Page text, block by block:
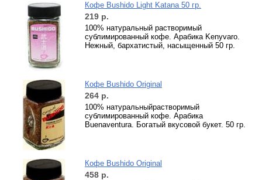
Кофе Bushido Light Katana 50 гр.
219 р.
100% натуральный растворимый
сублимированный кофе. Арабика Kenyvaro.
Нежный, бархатистый, насыщенный 50 гр.
Кофе Bushido Original
264 р.
100% натуральныйрастворимый
сублимированный кофе. Арабика
Buenaventura. Богатый вкусовой букет. 50 гр.
Кофе Bushido Original
458 р.